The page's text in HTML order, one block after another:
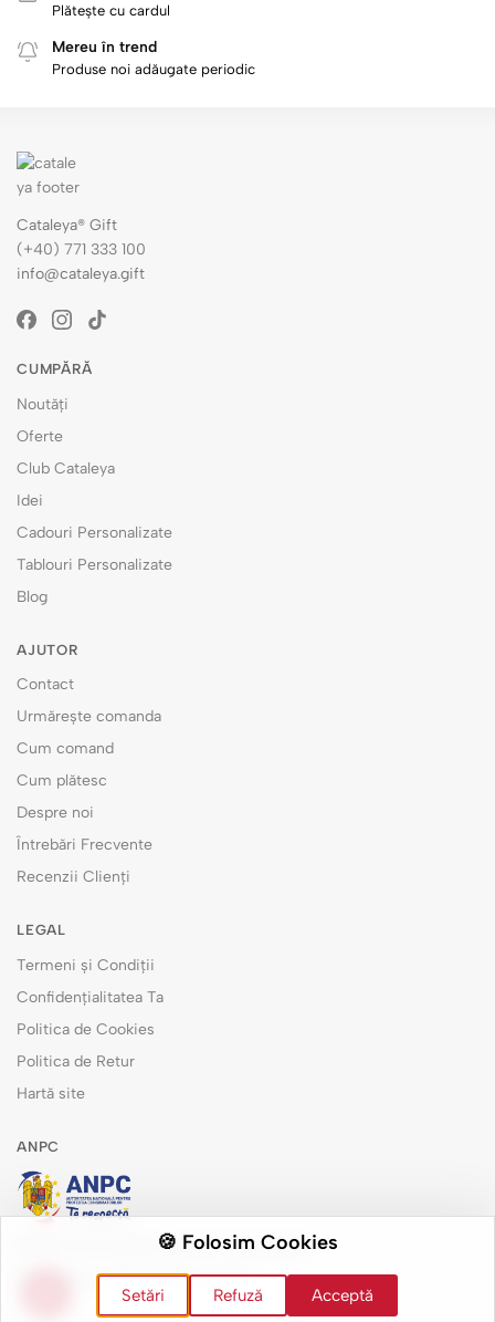
🍪 Folosim Cookies
Setări Refuză Acceptă
Plătește cu cardul
Mereu în trend
Produse noi adăugate periodic
Cataleya® Gift
(+40) 771 333 100
info@cataleya.gift
CUMPĂRĂ
Noutăți
Oferte
Club Cataleya
Idei
Cadouri Personalizate
Tablouri Personalizate
Blog
AJUTOR
Contact
Urmărește comanda
Cum comand
Cum plătesc
Despre noi
Întrebări Frecvente
Recenzii Clienți
LEGAL
Termeni și Condiții
Confidențialitatea Ta
Politica de Cookies
Politica de Retur
Hartă site
ANPC
Măsuri de remediere pentru consumatori
Soluționarea alternativă a litigiilor